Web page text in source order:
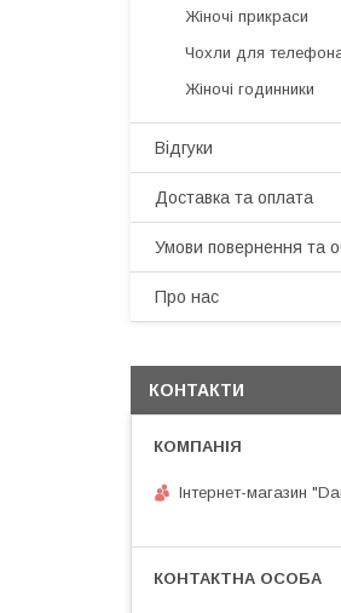
Жіночі прикраси
Чохли для
Жіночі годинники
Відгуки
Доставка та оплата
Умови повернення та
Про нас
КОНТАКТИ
Інтернет-магазин